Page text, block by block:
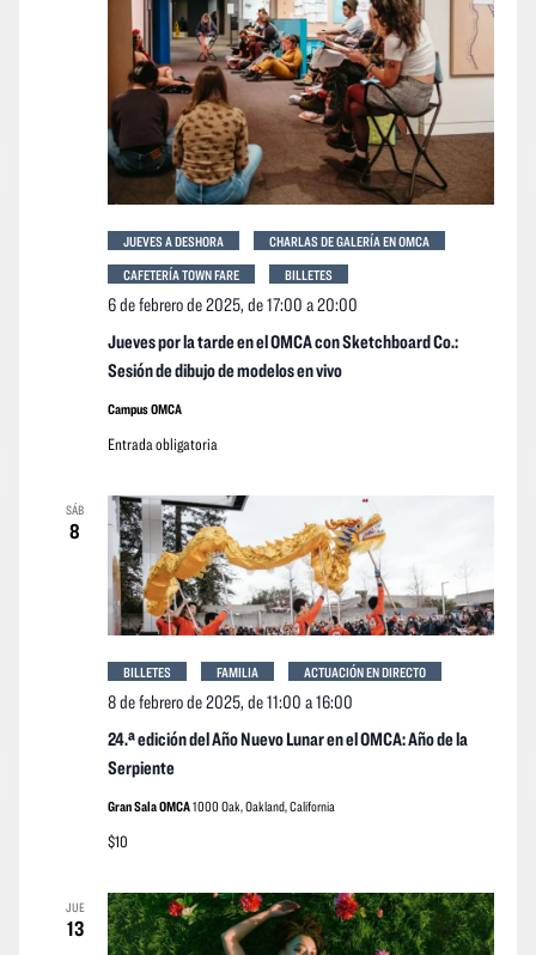
Jueves por la tarde en el OMCA con Sketchboard Co.:
Sesión de dibujo de modelos en vivo
6 de febrero de 2025, de 17:00 a20:00
JUEVES A DESHORA
CHARLAS DE GALERÍA EN OMCA
CAFETERÍA TOWN FARE
BILLETES
Campus OMCA
Entrada obligatoria
SÁB
8
24.ª edición del Año Nuevo Lunar en el OMCA: Año de la
Serpiente
8 de febrero de 2025, de 11:00 a16:00
BILLETES FAMILIA ACTUACIÓN EN DIRECTO
Gran Sala OMCA1000 Oak, Oakland, California
$10
JUE
13